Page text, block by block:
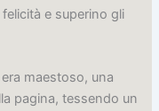
e superino gli
era maestoso, una
pagina, tessendo un